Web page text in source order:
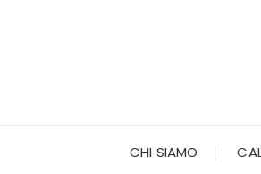
CHI SIAMO